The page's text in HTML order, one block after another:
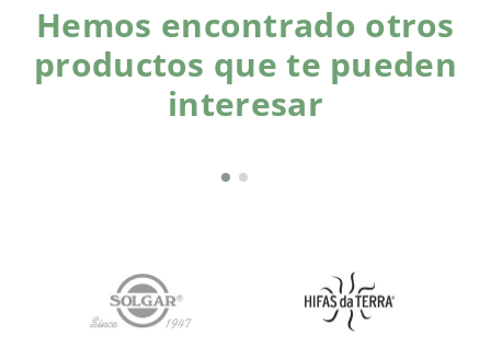
Hemos encontrado otros
productos que te pueden
interesar